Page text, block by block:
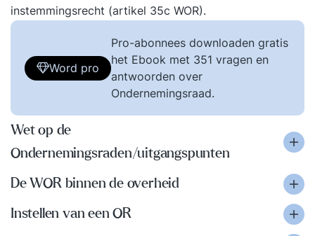
instemmingsrecht (artikel 35c WOR).
Word pro
Pro-abonnees downloaden gratis
het Ebook met 351 vragen en
antwoorden over
Ondernemingsraad.
Wet op de
Ondernemingsraden/uitgangspunten
De WOR binnen de overheid
Instellen van een OR